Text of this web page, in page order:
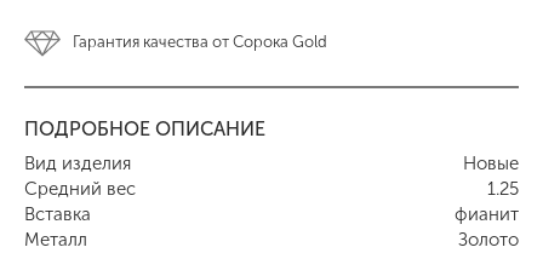
Гарантия качества от Сорока Gold
ПОДРОБНОЕ ОПИСАНИЕ
Вид изделия
Новые
Средний вес
1.25
Вставка
фианит
Металл
Золото